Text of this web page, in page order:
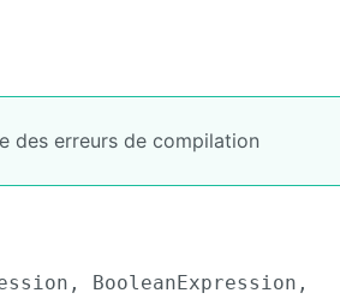
des erreurs de compilation
BooleanExpression,